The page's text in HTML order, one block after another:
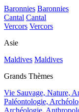
Baronnies Baronnies
Cantal Cantal
Vercors Vercors
Asie
Maldives Maldives
Grands Thèmes
Vie Sauvage, Nature,
Paléontologie,